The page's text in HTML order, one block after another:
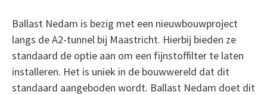
Ballast Nedam is bezig met een nieuwbouwproject
langs de A2-tunnel bij Maastricht. Hierbij bieden ze
standaard de optie aan om een fijnstoffilter te laten
installeren. Het is uniek in de bouwwereld dat dit
standaard aangeboden wordt. Ballast Nedam doet dit